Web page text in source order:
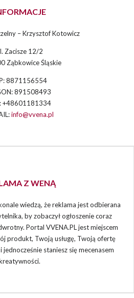
– Krzysztof Kotowicz
Zacisze 12/2
Ząbkowice Śląskie
8871156554
891508493
+48601181334
info@vvena.pl
Z WENĄ
wiedzą, że reklama jest odbierana
by zobaczył ogłoszenie coraz
Portal VVENA.PL jest miejscem
produkt, Twoją usługę, Twoją ofertę
staniesz się mecenasem